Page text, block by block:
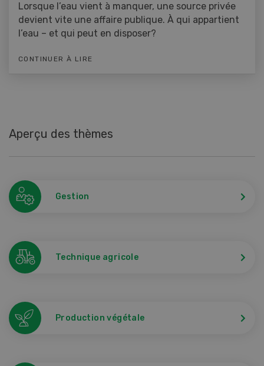
Lorsque l’eau vient à manquer, une source privée
devient vite une affaire publique. À qui appartient
l’eau – et qui peut en disposer?
CONTINUER À LIRE
Aperçu des thèmes
Gestion
Technique agricole
Production végétale